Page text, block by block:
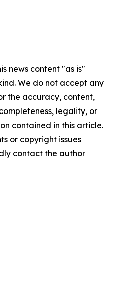
news content "as is"
We do not accept any
the accuracy, content,
legality, or
contained in this article.
or copyright issues
contact the author